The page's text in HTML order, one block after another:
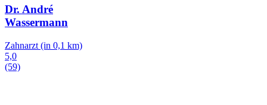
Dr. André
Wassermann
Zahnarzt (in 0,1 km)
5,0
(59)